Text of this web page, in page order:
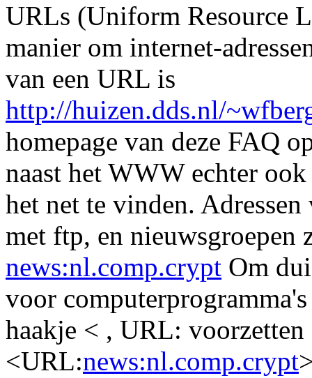
URLs (Uniform Resource
manier om internet-
van een URL is
http://huizen.dds.nl/
homepage van deze FAQ
naast het WWW echter
het net te vinden.
met ftp, en nieuwsgroepen
news:nl.comp.crypt Om
voor
haakje < , URL: voorzetten
<URL:news:nl.comp.crypt